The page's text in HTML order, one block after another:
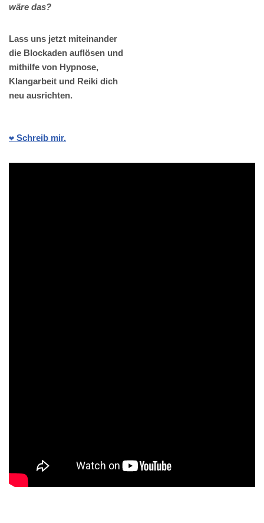
wäre das?
Lass uns jetzt miteinander
die Blockaden auflösen und
mithilfe von Hypnose,
Klangarbeit und Reiki dich
neu ausrichten.
❤️ Schreib mir.